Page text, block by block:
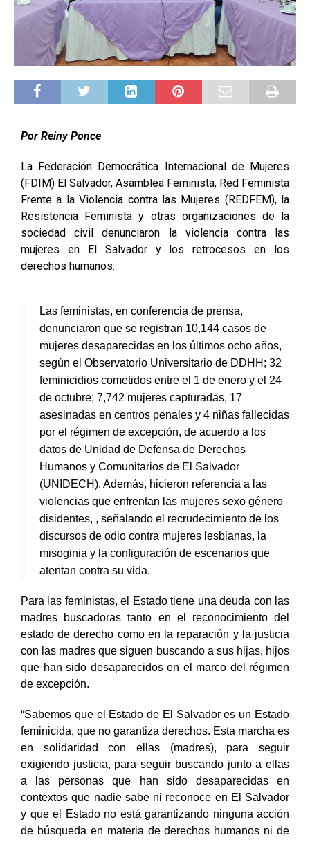
Por Reiny Ponce
La Federación Democrática Internacional de Mujeres
(FDIM) El Salvador, Asamblea Feminista, Red Feminista
Frente a la Violencia contra las Mujeres (REDFEM), la
Resistencia Feminista y otras organizaciones de la
sociedad civil denunciaron la violencia contra las
mujeres en El Salvador y los retrocesos en los
derechos humanos.
Las feministas, en conferencia de prensa,
denunciaron que se registran 10,144 casos de
mujeres desaparecidas en los últimos ocho años,
según el Observatorio Universitario de DDHH; 32
feminicidios cometidos entre el 1 de enero y el 24
de octubre; 7,742 mujeres capturadas, 17
asesinadas en centros penales y 4 niñas fallecidas
por el régimen de excepción, de acuerdo a los
datos de Unidad de Defensa de Derechos
Humanos y Comunitarios de El Salvador
(UNIDECH). Además, hicieron referencia a las
violencias que enfrentan las mujeres sexo género
disidentes, , señalando el recrudecimiento de los
discursos de odio contra mujeres lesbianas, la
misoginia y la configuración de escenarios que
atentan contra su vida.
Para las feministas, el Estado tiene una deuda con las
madres buscadoras tanto en el reconocimiento del
estado de derecho como en la reparación y la justicia
con las madres que siguen buscando a sus hijas, hijos
que han sido desaparecidos en el marco del régimen
de excepción.
“Sabemos que el Estado de El Salvador es un Estado
feminicida, que no garantiza derechos. Esta marcha es
en solidaridad con ellas (madres), para seguir
exigiendo justicia, para seguir buscando junto a ellas
a las personas que han sido desaparecidas en
contextos que nadie sabe ni reconoce en El Salvador
y que el Estado no está garantizando ninguna acción
de búsqueda en materia de derechos humanos ni de